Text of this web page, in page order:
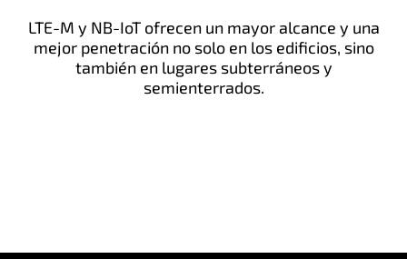
LTE-M y NB-IoT ofrecen un mayor alcance y una
mejor penetración no solo en los edificios, sino
también en lugares subterráneos y
semienterrados.